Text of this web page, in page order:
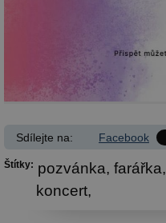
Sdílejte na: Facebook
Štítky: pozvánka, farářka,
koncert,